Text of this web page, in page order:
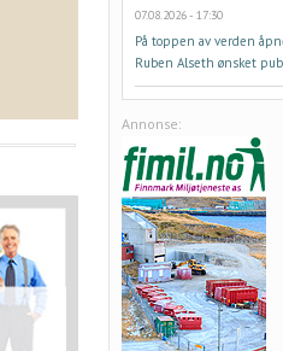
07.08.2026 - 17:30
På toppen av verden
Ruben Alseth ønsket
Annonse: